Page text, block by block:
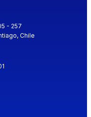
- 257
Chile